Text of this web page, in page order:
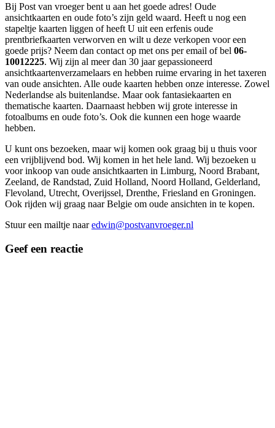
Bij Post van vroeger bent u aan het goede adres! Oude
ansichtkaarten en oude foto’s zijn geld waard. Heeft u nog een
stapeltje kaarten liggen of heeft U uit een erfenis oude
prentbriefkaarten verworven en wilt u deze verkopen voor een
goede prijs? Neem dan contact op met ons per email of bel 06-
10012225. Wij zijn al meer dan 30 jaar gepassioneerd
ansichtkaartenverzamelaars en hebben ruime ervaring in het taxeren
van oude ansichten. Alle oude kaarten hebben onze interesse. Zowel
Nederlandse als buitenlandse. Maar ook fantasiekaarten en
thematische kaarten. Daarnaast hebben wij grote interesse in
fotoalbums en oude foto’s. Ook die kunnen een hoge waarde
hebben.
U kunt ons bezoeken, maar wij komen ook graag bij u thuis voor
een vrijblijvend bod. Wij komen in het hele land. Wij bezoeken u
voor inkoop van oude ansichtkaarten in Limburg, Noord Brabant,
Zeeland, de Randstad, Zuid Holland, Noord Holland, Gelderland,
Flevoland, Utrecht, Overijssel, Drenthe, Friesland en Groningen.
Ook rijden wij graag naar Belgie om oude ansichten in te kopen.
Stuur een mailtje naaredwin@postvanvroeger.nl
Geef een reactie